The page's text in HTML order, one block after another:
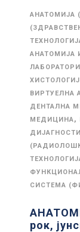
АНАТОМИЈА
АНАТОМИЈА
ВИРТУЕЛНА
ДЕНТАЛНА
МЕДИЦИНА,
СИСТЕМА
рок,